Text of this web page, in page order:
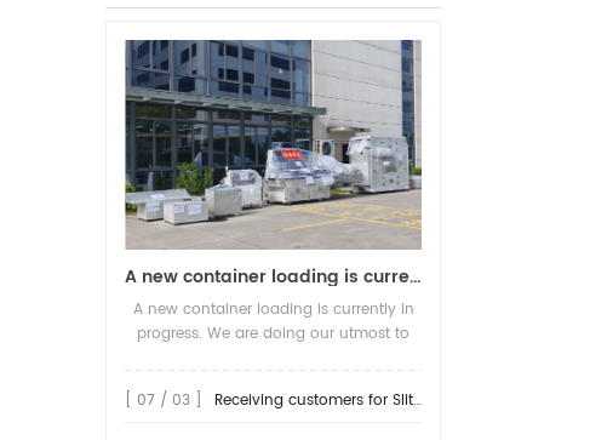
A new container loading is currently in progress.
A new container loading is currently in
progress. We are doing our utmost to
earliest possible time.
[ 07 / 03 ] Receiving customers for Slitting machine with differential Slip Shaft